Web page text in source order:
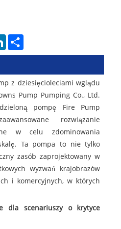
LinkedIn
z dziesięcioleciami wglądu
Pump Pumping Co., Ltd.
pompę Fire Pump
rozwiązanie
w celu zdominowania
Ta pompa to nie tylko
zasób zaprojektowany w
wyzwań krajobrazów
i komercyjnych, w których
dla scenariuszy o krytyce